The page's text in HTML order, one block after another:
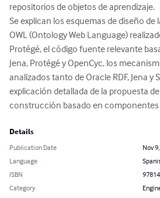
repositorios de objetos de aprendizaje.
Se explican los esquemas de diseño
OWL (Ontology Web Language)
Protégé, el código fuente relevante
Jena, Protégé y OpenCyc, los
analizados tanto de Oracle RDF, Jena y
explicación detallada de la propuesta
construcción basado en
Details
Publication Date
Nov
Language
ISBN
Category